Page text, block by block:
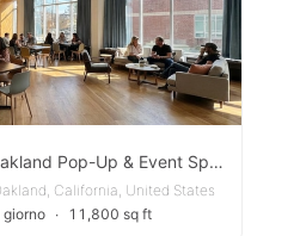
Modern Downtown Oakland Pop-Up & Event Space
California, United States
∙ 11,800 sq ft